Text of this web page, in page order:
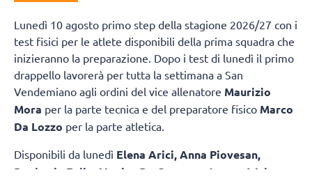
Lunedì 10 agosto primo step della stagione 2026/27 con i
test fisici per le atlete disponibili della prima squadra che
inizieranno la preparazione. Dopo i test di lunedì il primo
drappello lavorerà per tutta la settimana a San
Vendemiano agli ordini del vice allenatore Maurizio
Mora per la parte tecnica e del preparatore fisico Marco
Da Lozzo per la parte atletica.
Disponibili da lunedì Elena Arici, Anna Piovesan,
Raphaela Folie, Monica De Gennaro, Joanna Wolosz